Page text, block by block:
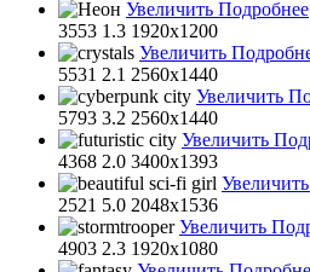
Увеличить Подробнее
3553 1.3 1920x1200
Увеличить
5531 2.1 2560x1440
Увеличить
5793 3.2 2560x1440
Увеличить
4368 2.0 3400x1393
Увеличить
2521 5.0 2048x1536
Увеличить
4903 2.3 1920x1080